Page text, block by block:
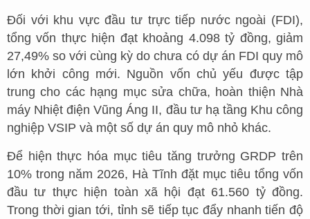
Đối với khu vực đầu tư trực tiếp nước ngoài (FDI),
tổng vốn thực hiện đạt khoảng 4.098 tỷ đồng, giảm
27,49% so với cùng kỳ do chưa có dự án FDI quy mô
lớn khởi công mới. Nguồn vốn chủ yếu được tập
trung cho các hạng mục sửa chữa, hoàn thiện Nhà
máy Nhiệt điện Vũng Áng II, đầu tư hạ tầng Khu công
nghiệp VSIP và một số dự án quy mô nhỏ khác.
Để hiện thực hóa mục tiêu tăng trưởng GRDP trên
10% trong năm 2026, Hà Tĩnh đặt mục tiêu tổng vốn
đầu tư thực hiện toàn xã hội đạt 61.560 tỷ đồng.
Trong thời gian tới, tỉnh sẽ tiếp tục đẩy nhanh tiến độ